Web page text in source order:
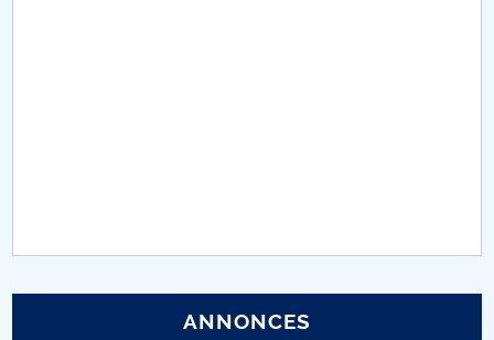
Relations InternationalesANNONCES